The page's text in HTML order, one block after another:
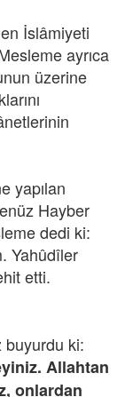
İslâmiyeti
ayrıca
üzerine
yapılan
Hayber
dedi ki:
Yahûdîler
etti.
buyurdu ki:
Allahtan
onlardan